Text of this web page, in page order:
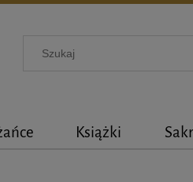
Książki